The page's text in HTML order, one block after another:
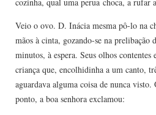
Veio o ovo. D. Inácia mesma pô-lo na
mãos à cinta, gozando-se na prelibação
minutos, à espera. Seus olhos
criança que, encolhidinha a um canto,
aguardava alguma coisa de nunca
ponto, a boa senhora exclamou: